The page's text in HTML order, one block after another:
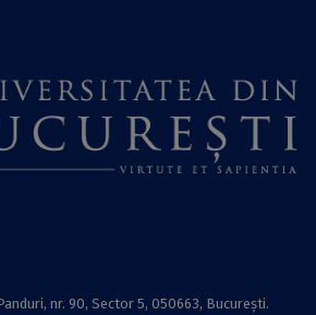
nr. 90, Sector 5, 050663, Bucureşti.